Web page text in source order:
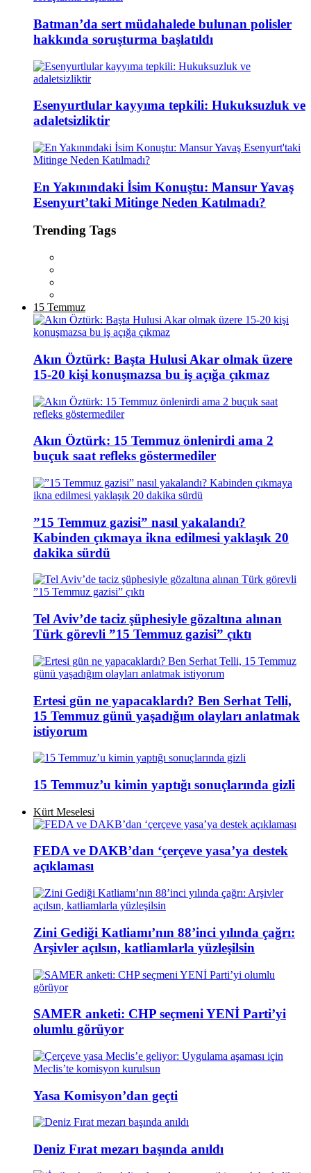
Batman’da sert müdahalede bulunan polisler
hakkında soruşturma başlatıldı
Esenyurtlular kayyıma tepkili: Hukuksuzluk ve
adaletsizliktir
En Yakınındaki İsim Konuştu: Mansur Yavaş
Esenyurt’taki Mitinge Neden Katılmadı?
Trending Tags
15 Temmuz
Akın Öztürk: Başta Hulusi Akar olmak üzere
15-20 kişi konuşmazsa bu iş açığa çıkmaz
Akın Öztürk: 15 Temmuz önlenirdi ama 2
buçuk saat refleks göstermediler
”15 Temmuz gazisi” nasıl yakalandı?
Kabinden çıkmaya ikna edilmesi yaklaşık 20
dakika sürdü
Tel Aviv’de taciz şüphesiyle gözaltına alınan
Türk görevli ”15 Temmuz gazisi” çıktı
Ertesi gün ne yapacaklardı? Ben Serhat Telli,
15 Temmuz günü yaşadığım olayları anlatmak
istiyorum
15 Temmuz’u kimin yaptığı sonuçlarında gizli
Kürt Meselesi
FEDA ve DAKB’dan ‘çerçeve yasa’ya destek
açıklaması
Zini Gediği Katliamı’nın 88’inci yılında çağrı:
Arşivler açılsın, katliamlarla yüzleşilsin
SAMER anketi: CHP seçmeni YENİ Parti’yi
olumlu görüyor
Yasa Komisyon’dan geçti
Deniz Fırat mezarı başında anıldı